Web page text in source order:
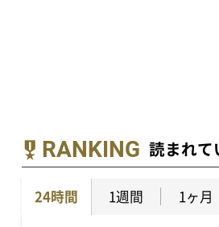
RANKING 読まれて
24時間 1週間 1ヶ月